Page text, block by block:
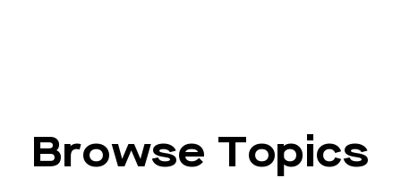
Browse Topics